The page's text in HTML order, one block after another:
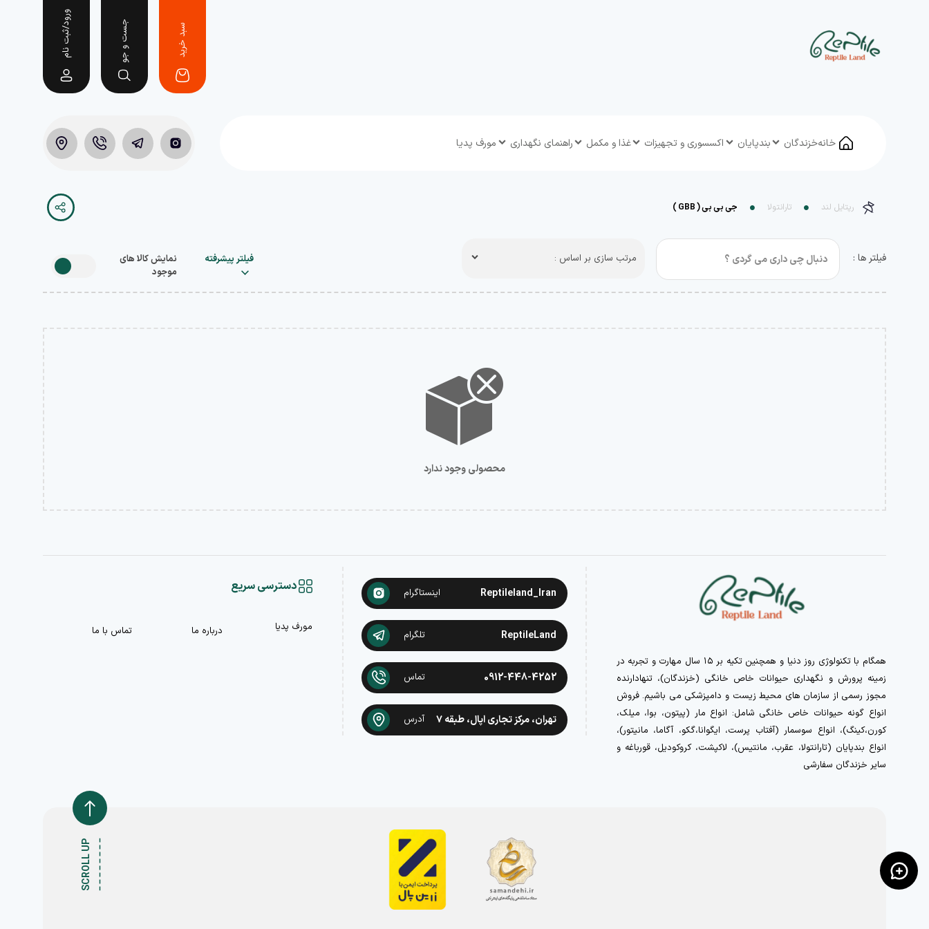
سبد خرید جست و جو ورود/ثبت نام
خانهخزندگان بندپایان اکسسوری و تجهیزات غذا و مکمل راهنمای نگهداری مورف پدیا
رپتایل لند تارانتولا جی بی بی ( GBB )
فیلتر ها : مرتب سازی بر اساس : فیلتر پیشرفته
نمایش کالا های
موجود
محصولی وجود ندارد
همگام با تکنولوژی روز دنیا و همچنین تکیه بر ۱۵ سال مهارت و تجربه در
زمینه پرورش و نگهداری حیوانات خاص خانگی (خزندگان)، تنهادارنده
مجوز رسمی از سازمان های محیط زیست و دامپزشکی می باشیم. فروش
انواع گونه حیوانات خاص خانگی شامل: انواع مار (پیتون، بوا، میلک،
کورن،کینگ)، انواع سوسمار (آفتاب پرست، ایگوانا،گکو، آگاما، مانیتور)،
انواع بندپایان (تارانتولا، عقرب، مانتیس)، لاکپشت، کروکودیل، قورباغه و
سایر خزندگان سفارشی
Reptileland_Iran اینستاگرام
ReptileLand تلگرام
0912-448-4252 تماس
تهران، مرکز تجاری اپال، طبقه ۷ آدرس
دسترسی سریع
مورف پدیا درباره ما تماس با ما
SCROLL UP